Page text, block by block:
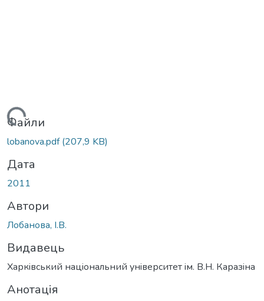
Файли
lobanova.pdf(207,9 KB)
Дата
2011
Автори
Лобанова, І.В.
Видавець
Харкiвський нацiональний унiверситет iм. В.Н. Каразiна
Анотація